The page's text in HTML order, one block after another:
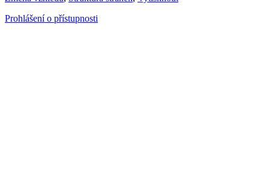
Prohlášení o přístupnosti